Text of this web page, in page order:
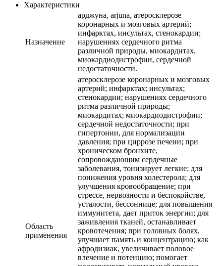
Характеристики
Назначение
арджуна, arjuna, атеросклерозе
коронарных и мозговых артерий;
инфарктах, инсультах, стенокардии;
нарушениях сердечного ритма
различной природы, миокардитах,
миокардиодистрофии, сердечной
недостаточности.
Область
применения
атеросклерозе коронарных и мозговых
артерий; инфарктах; инсультах;
стенокардии; нарушениях сердечного
ритма различной природы;
миокардитах; миокардиодистрофии;
сердечной недостаточности; при
гипертонии, для нормализации
давления; при циррозе печени; при
хроническом бронхите,
сопровождающим сердечные
заболевания, тонизирует легкие; для
понижения уровня холестерола; для
улучшения кровообращение; при
стрессе, нервозности и беспокойстве,
усталости, бессоннице; для повышения
иммунитета, дает приток энергии; для
заживления тканей, останавливает
кровотечения; при головных болях,
улучшает память и концентрацию; как
афродизиак, увеличивает половое
влечение и потенцию; помогает